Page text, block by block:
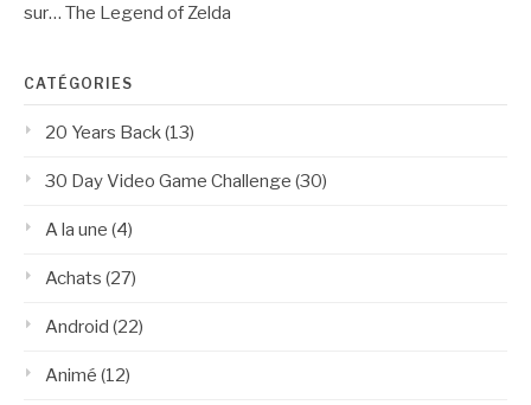
sur… The Legend of Zelda
CATÉGORIES
20 Years Back(13)
30 Day Video Game Challenge (30)
A la une (4)
Achats (27)
Android (22)
Animé (12)